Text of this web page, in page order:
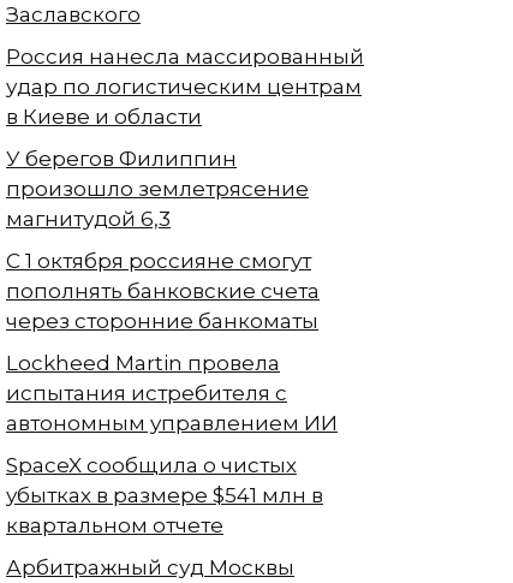
Заславского
Россия нанесла массированный
удар по логистическим центрам
в Киеве и области
У берегов Филиппин
произошло землетрясение
магнитудой 6,3
С 1 октября россияне смогут
пополнять банковские счета
через сторонние банкоматы
Lockheed Martin провела
испытания истребителя с
автономным управлением ИИ
SpaceX сообщила о чистых
убытках в размере $541 млн в
квартальном отчете
Арбитражный суд Москвы